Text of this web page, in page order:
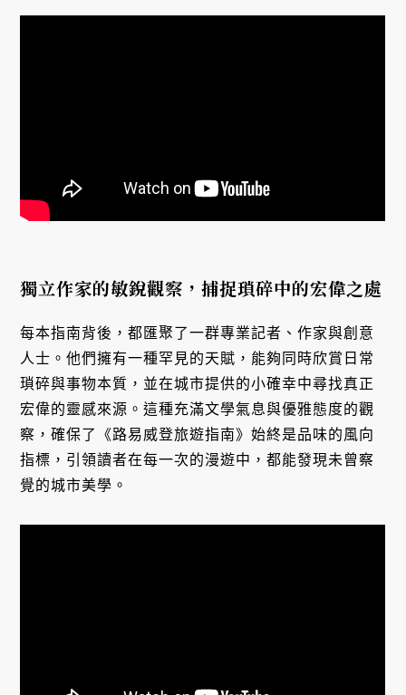
獨立作家的敏銳觀察，捕捉瑣碎中的宏偉之處
每本指南背後，都匯聚了一群專業記者、作家與創意
人士。他們擁有一種罕見的天賦，能夠同時欣賞日常
瑣碎與事物本質，並在城市提供的小確幸中尋找真正
宏偉的靈感來源。這種充滿文學氣息與優雅態度的觀
察，確保了《路易威登旅遊指南》始終是品味的風向
指標，引領讀者在每一次的漫遊中，都能發現未曾察
覺的城市美學。